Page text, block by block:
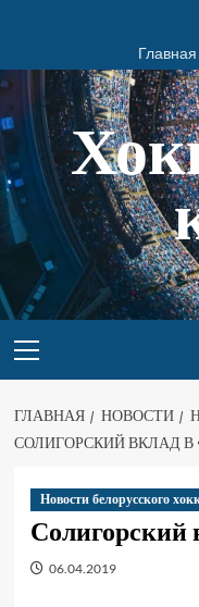
Главная
ГЛАВНАЯ НОВОСТИ
СОЛИГОРСКИЙ ВКЛАД В
Новости белорусского
Солигорский
06.04.2019